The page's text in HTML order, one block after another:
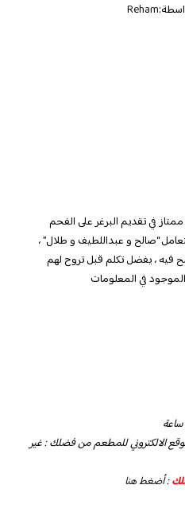
Reham
في تقديم البرغر على الفحم
“صالح و عبداللطيف و طلال” ،
فيه ، يفضل تكلم قبل تروح لهم
في المعلومات
الالكتروني للمطعم من فضلك : غير
:أضغط هنا